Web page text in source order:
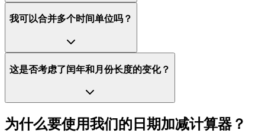
我可以合并多个时间单位吗？
这是否考虑了闰年和月份长度的变化？
为什么要使用我们的日期加减计算器？